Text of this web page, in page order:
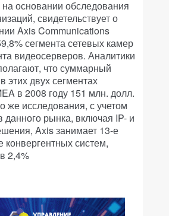
на основании обследования
свидетельствует о
Axis Communications
сегмента сетевых камер
видеосерверов. Аналитики
что суммарный
этих двух сегментах
в 2008 году 151 млн. долл.
же исследования, с учетом
данного рынка, включая IP- и
Axis занимает 13-е
конвергентных систем,
2,4%